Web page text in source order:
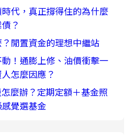
代，真正撐得住的為什麼
？
閒置資金的理想中繼站
！通膨上修、油價衝擊一
怎麼因應？
麼辦？定期定額＋基金照
覺選基金